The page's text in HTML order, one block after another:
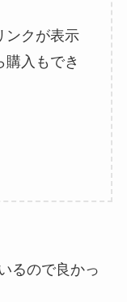
ンクが表示
購入もでき
るので良かっ